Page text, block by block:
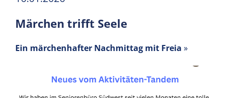
Märchen trifft Seele
Ein märchenhafter Nachmittag mit Freia »